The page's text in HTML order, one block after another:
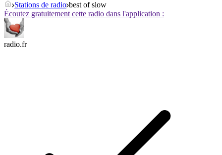
Stations de radio best of slow
Écoutez gratuitement cette radio dans l'application :
radio.fr